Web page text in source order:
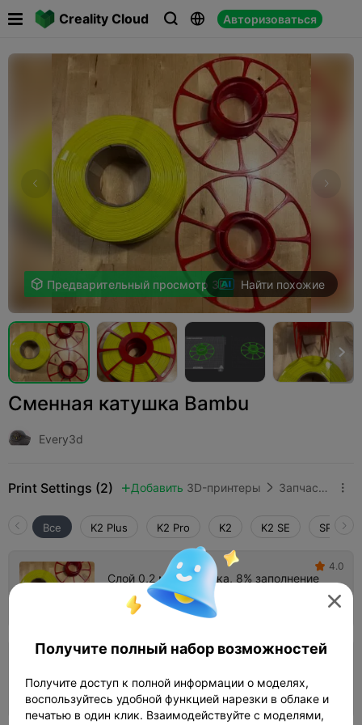
Creality Cloud   Авторизоваться
 
 Предварительный просмотр 3D Найти похожие

Сменная катушка Bambu
Every3d
Print Settings (2)  Добавить 3D-принтеры  Запчасти для 3D-принтеров 
Все K2 Plus K2 Pro K2 K2 SE SPARKX
Слой 0,2 мм, 1 стенка, 8% заполнение
Автор  01h 55m
 4.0
 02h 58m  2 plates  109.54g


Получите полный набор возможностей
Получите доступ к полной информации о моделях,
воспользуйтесь удобной функцией нарезки в облаке и
печатью в один клик. Взаимодействуйте с моделями,